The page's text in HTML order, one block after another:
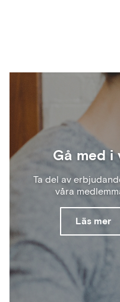
Gå med i
Ta del av
våra
Läs mer